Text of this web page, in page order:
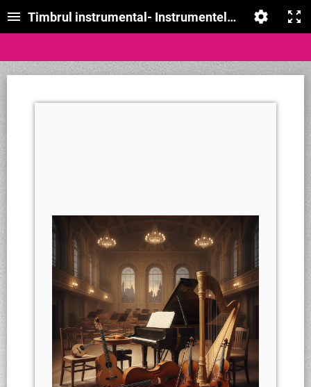
Timbrul instrumental- Instrumentele cu corzi